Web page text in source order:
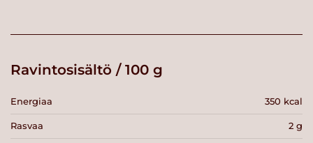
Ravintosisältö / 100 g
Energiaa 350 kcal
Rasvaa 2 g